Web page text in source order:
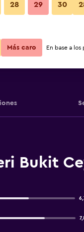
Ver precios
Bukit
28 29 30
Más caro En base a